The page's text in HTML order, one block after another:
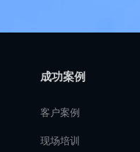
成功案例
客户案例
现场培训